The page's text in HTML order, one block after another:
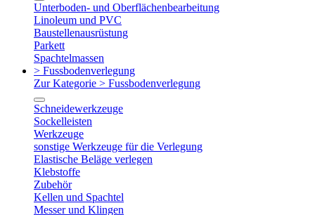
Unterboden- und Oberflächenbearbeitung
Linoleum und PVC
Baustellenausrüstung
Parkett
Spachtelmassen
> Fussbodenverlegung
Zur Kategorie > Fussbodenverlegung
Schneidewerkzeuge
Sockelleisten
Werkzeuge
sonstige Werkzeuge für die Verlegung
Elastische Beläge verlegen
Klebstoffe
Zubehör
Kellen und Spachtel
Messer und Klingen